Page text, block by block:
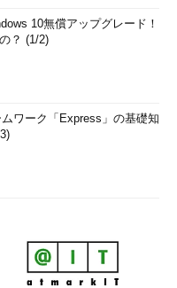
10無償アップグレード！
？ (1/2)
ワーク「Express」の基礎知